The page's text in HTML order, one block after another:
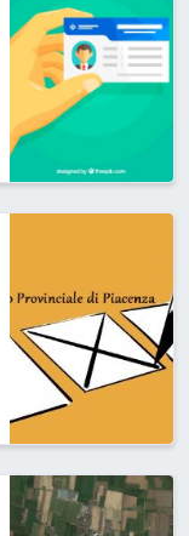
NON SARÀ PIÙ
PROVINCIALE